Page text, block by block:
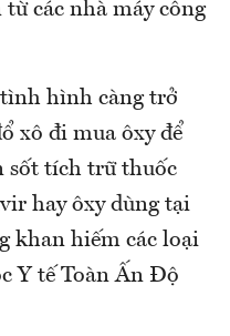
các nhà máy công
hình càng trở
xô đi mua ôxy để
sốt tích trữ thuốc
hay ôxy dùng tại
khan hiếm các loại
Y tế Toàn Ấn Độ